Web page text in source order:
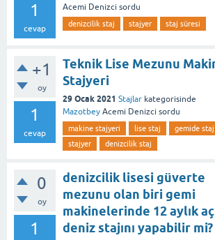
1
cevap
Acemi Denizci sordu
denizcilik staj stajyer staj süresi
+1
oy
1
cevap
Teknik Lise Mezunu
Stajyeri
29 Ocak 2021 Stajlar kategorisinde
Mazotbey Acemi Denizci sordu
makine stajyeri lise staj
gemide staj
stajyer
denizcilik staj
0
oy
1
denizcilik lisesi güverte
mezunu olan biri gemi
makinelerinde 12 aylık
deniz stajını yapabilir mi?